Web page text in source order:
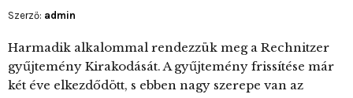
Szerző: admin
Harmadik alkalommal rendezzük meg a Rechnitzer
gyűjtemény Kirakodását. A gyűjtemény frissítése már
két éve elkezdődött, s ebben nagy szerepe van az